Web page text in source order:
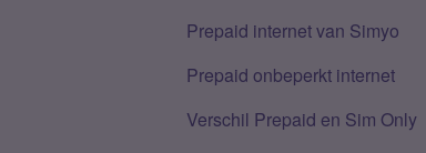
Prepaid internet van Simyo
Prepaid onbeperkt internet
Verschil Prepaid en Sim Only